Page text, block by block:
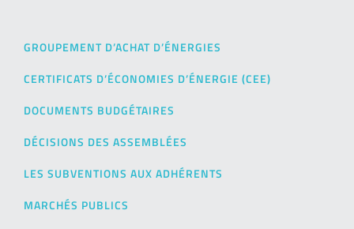
GROUPEMENT D’ACHAT D’ÉNERGIES
CERTIFICATS D’ÉCONOMIES D’ÉNERGIE (CEE)
DOCUMENTS BUDGÉTAIRES
DÉCISIONS DES ASSEMBLÉES
LES SUBVENTIONS AUX ADHÉRENTS
MARCHÉS PUBLICS